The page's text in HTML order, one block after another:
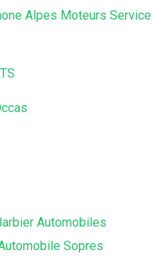
Alpes Moteurs Service
Automobiles
Sopres